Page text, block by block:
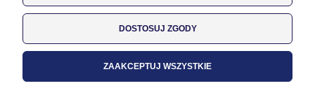
DOSTOSUJ ZGODY
ZAAKCEPTUJ WSZYSTKIE